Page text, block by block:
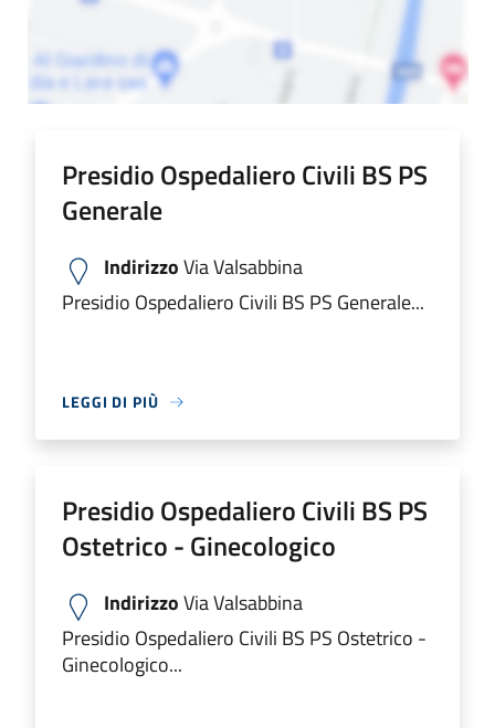
Presidio Ospedaliero Civili BS PS
Generale
IndirizzoVia Valsabbina
Presidio Ospedaliero Civili BS PS Generale...
LEGGI DI PIÙ
Presidio Ospedaliero Civili BS PS
Ostetrico - Ginecologico
IndirizzoVia Valsabbina
Presidio Ospedaliero Civili BS PS Ostetrico -
Ginecologico...